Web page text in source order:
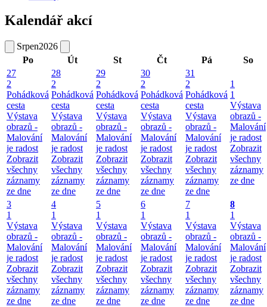
Kalendář akcí
Srpen2026
Po
Út St Čt Pá
So
27
2
Pohádková
cesta
Výstava
obrazů -
Malování
je radost
Zobrazit
všechny
záznamy
ze dne
28
2
Pohádková
cesta
Výstava
obrazů -
Malování
je radost
Zobrazit
všechny
záznamy
ze dne
29
2
Pohádková
cesta
Výstava
obrazů -
Malování
je radost
Zobrazit
všechny
záznamy
ze dne
30
2
Pohádková
cesta
Výstava
obrazů -
Malování
je radost
Zobrazit
všechny
záznamy
ze dne
31
2
Pohádková
cesta
Výstava
obrazů -
Malování
je radost
Zobrazit
všechny
záznamy
ze dne
1
1
Výstava
obrazů -
Malování
je radost
Zobrazit
všechny
záznamy
ze dne
3
1
Výstava
obrazů -
Malování
je radost
Zobrazit
všechny
záznamy
ze dne
4
1
Výstava
obrazů -
Malování
je radost
Zobrazit
všechny
záznamy
ze dne
5
1
Výstava
obrazů -
Malování
je radost
Zobrazit
všechny
záznamy
ze dne
6
1
Výstava
obrazů -
Malování
je radost
Zobrazit
všechny
záznamy
ze dne
7
1
Výstava
obrazů -
Malování
je radost
Zobrazit
všechny
záznamy
ze dne
8
1
Výstava
obrazů -
Malování
je radost
Zobrazit
všechny
záznamy
ze dne